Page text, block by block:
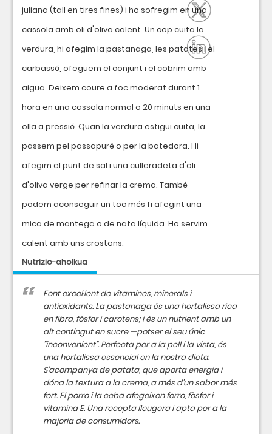
juliana (tall en tires fines) i ho sofregim en una
cassola amb oli d'oliva calent. Un cop cuita la
verdura, hi afegim la pastanaga, les patates i el
carbassó, ofeguem el conjunt i el cobrim amb
aigua. Deixem coure a foc moderat durant 1
hora en una cassola normal o 20 minuts en una
olla a pressió. Quan la verdura estigui cuita, la
passem pel passapuré o per la batedora. Hi
afegim el punt de sal i una culleradeta d'oli
d'oliva verge per refinar la crema. També
podem aconseguir un toc més fi afegint una
mica de mantega o de nata líquida. Ho servim
calent amb uns crostons.
Nutrizio-aholkua
Font excel·lent de vitamines, minerals i
antioxidants. La pastanaga és una hortalissa rica
en fibra, fòsfor i carotens; i és un nutrient amb un
alt contingut en sucre —potser el seu únic
"inconvenient". Perfecta per a la pell i la vista, és
una hortalissa essencial en la nostra dieta.
S'acompanya de patata, que aporta energia i
dóna la textura a la crema, a més d'un sabor més
fort. El porro i la ceba afegeixen ferro, fòsfor i
vitamina E. Una recepta lleugera i apta per a la
majoria de consumidors.